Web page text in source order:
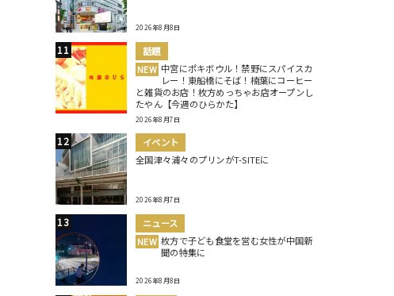
2026年8月8日
話題
NEW 中宮にポキボウル！禁野にスパイスカ
レー！東船橋にそば！楠葉にコーヒー
と雑貨のお店！枚方めっちゃお店オープンし
たやん【今週のひらかた】
2026年8月7日
イベント
全国津々浦々のプリンがT-SITEに
2026年8月7日
ニュース
NEW 枚方で子ども食堂を営む女性が中国新
聞の特集に
2026年8月8日